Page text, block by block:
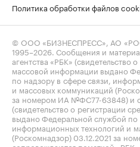
Политика обработки файлов
© ООО «БИЗНЕСПРЕСС», АО
1995–2026 . Сообщения и
агентства «РБК» (свидетельство
массовой информации выдано
по надзору в сфере связи,
и массовых коммуникаций
за номером ИА №ФС77-63848) и
(свидетельство о регистрации
выдано Федеральной службой по
информационных технологий и
(Роскомнадзор) 03.12.2021 за